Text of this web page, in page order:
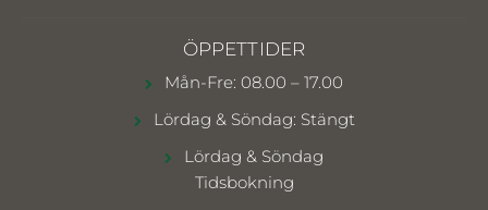
ÖPPETTIDER
Mån-Fre: 08.00 – 17.00
Lördag & Söndag: Stängt
Lördag & Söndag
Tidsbokning